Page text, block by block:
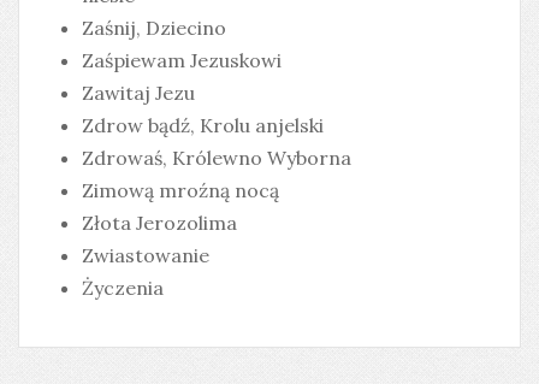
Zaśnij, Dziecino
Zaśpiewam Jezuskowi
Zawitaj Jezu
Zdrow bądź, Krolu anjelski
Zdrowaś, Królewno Wyborna
Zimową mroźną nocą
Złota Jerozolima
Zwiastowanie
Życzenia